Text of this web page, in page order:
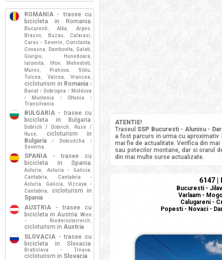
ATENTIE!
Traseul SSP Bucuresti - Alunisu -
a fost parcurs in urma cu aproximativ
mai fie de actualitate. Verifica din
sau potecilor montane, dar si orarul
din mai multe surse actualizate.
6147 |
Bucuresti -
Varlaam -
Calugareni -
Popesti - Novaci -
ROMANIA - trasee cu
bicicleta in Romania:
Bucuresti , Alba , Arges ,
Brasov, Buzau , Calarasi ,
Caras - Severin , Constanta ,
Covasna , Dambovita , Galati ,
Giurgiu , Hunedoara ,
Ialomita , Ilfov, Mehedinti ,
Mures , Prahova , Sibiu ,
Tulcea , Valcea , Vrancea ,
cicloturism in Romania /
Banat / Dobrogea / Moldova
/ Muntenia / Oltenia /
Transilvania
BULGARIA - trasee cu
bicicleta in Bulgaria:
Dobrich / Dobrich ,
Ruse /
Ruse,
cicloturism in
Bulgaria
/ Dobrudzha /
Severna
SPANIA - trasee cu
bicicleta in Spania:
Asturia , Asturia - Galicia ,
Cantabria ,
Cantabria -
Asturia , Galicia ,
Vizcaya -
Cantabria ,
cicloturism in
Spania
AUSTRIA - trasee cu
bicicleta in Austria: Wien
- Niederosterreich ,
cicloturism in Austria
SLOVACIA - trasee cu
bicicleta in Slovacia:
Bratislava - Trnava ,
cicloturism in Slovacia